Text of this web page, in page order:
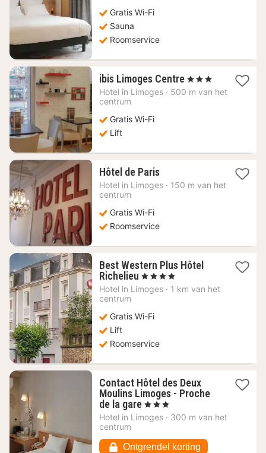
Gratis Wi-Fi
Sauna
Roomservice
ibis Limoges Centre 1
nacht
, 3 Sterren
Hotel in Limoges · 500 m van het
centrum
Gratis Wi-Fi
Lift
Hôtel de Paris1
nacht
Hotel in Limoges · 150 m van het
centrum
Gratis Wi-Fi
Roomservice
Best Western Plus Hôtel
Richelieu 1
nacht
vanaf
€
, 4 Sterren
Hotel in Limoges · 1 km van het
centrum
Gratis Wi-Fi
Lift
Roomservice
Contact Hôtel des Deux
Moulins Limoges - Proche
de la gare 1
nacht
vanaf
€
, 3 Sterren
Hotel in Limoges · 300 m van het
centrum
Ontgrendel korting